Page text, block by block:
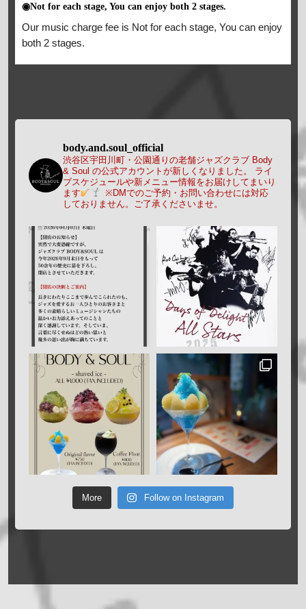
◉Not for each stage, You can enjoy both 2 stages.
Our music charge fee is Not for each stage, You can enjoy
both 2 stages.
body.and.soul_official
渋谷区宇田川町・公園通りの老舗ジャズクラブ Body
& Soul の公式アカウントが新しくなりました。
ライ
ブスケジュールや新メニュー情報をお届けしてまいり
ます
※DMでのご予約・お問い合わせには対応
しておりません。ご了承くださいませ。
More Follow on Instagram